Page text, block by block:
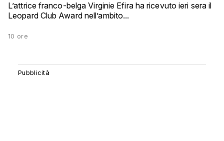
L’attrice franco-belga Virginie Efira ha ricevuto ieri sera il
Leopard Club Award nell’ambito...
10 ore